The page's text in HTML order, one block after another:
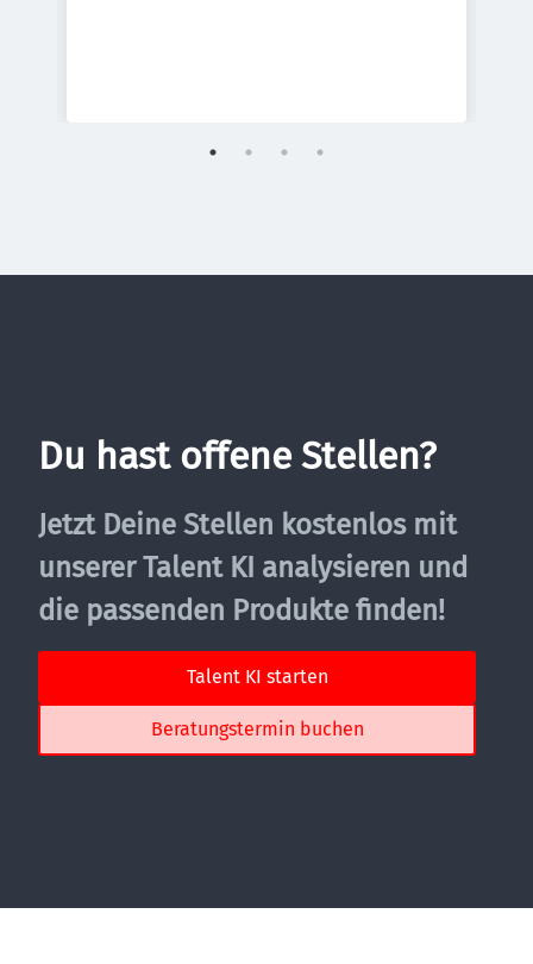
Du hast offene Stellen?
Jetzt Deine Stellen kostenlos mit
unserer Talent KI analysieren und
die passenden Produkte finden!
Talent KI starten
Beratungstermin buchen